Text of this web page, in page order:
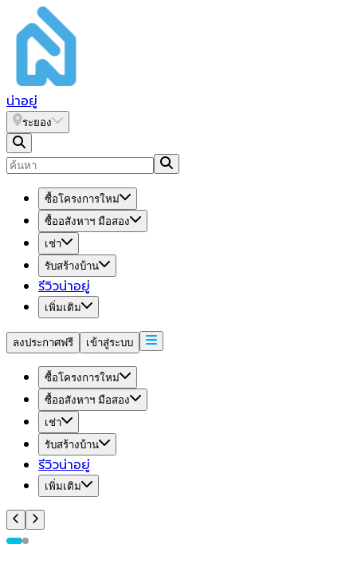
น่าอยู่
ระยอง
ซื้อโครงการใหม่
ซื้ออสังหาฯ มือสอง
เช่า
รับสร้างบ้าน
รีวิวน่าอยู่
เพิ่มเติม
ลงประกาศฟรี เข้าสู่ระบบ
ซื้อโครงการใหม่
ซื้ออสังหาฯ มือสอง
เช่า
รับสร้างบ้าน
รีวิวน่าอยู่
เพิ่มเติม